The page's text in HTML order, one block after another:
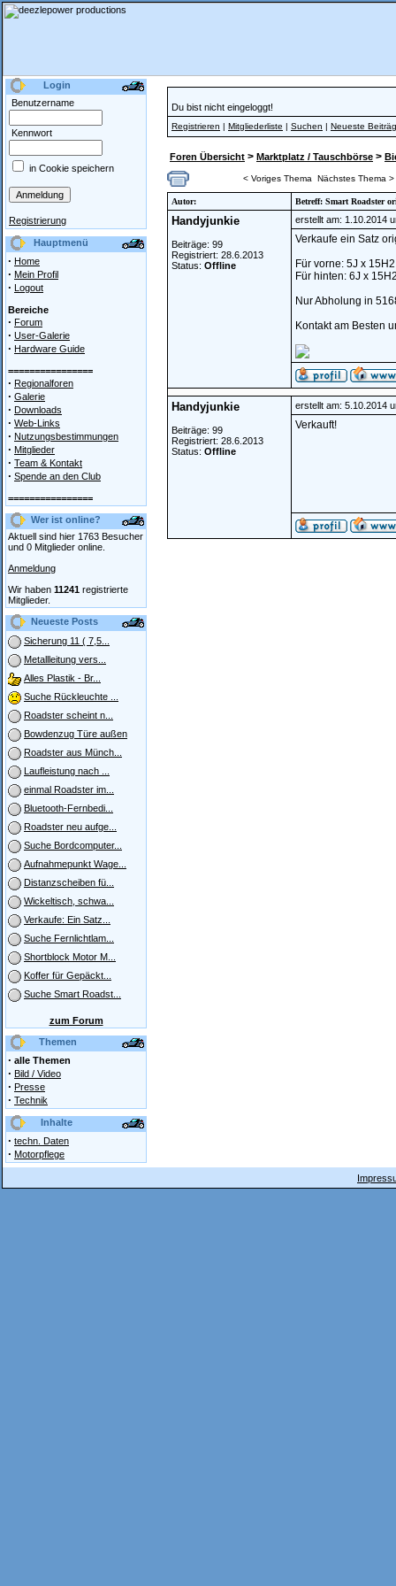
Login
Benutzername
Kennwort
in Cookie speichern
Registrierung
Hauptmenü
· Home
· Mein Profil
· Logout
Bereiche
· Forum
· User-Galerie
· Hardware Guide
================
· Regionalforen
· Galerie
· Downloads
· Web-Links
· Nutzungsbestimmungen
· Mitglieder
· Team & Kontakt
· Spende an den Club
================
Wer ist online?
Aktuell sind hier 1763 Besucher
und 0 Mitglieder online.
Anmeldung
Wir haben 11241 registrierte
Mitglieder.
Neueste Posts
Sicherung 11 ( 7,5...
Metallleitung vers...
Alles Plastik - Br...
Suche Rückleuchte ...
Roadster scheint n...
Bowdenzug Türe außen
Roadster aus Münch...
Laufleistung nach ...
einmal Roadster im...
Bluetooth-Fernbedi...
Roadster neu aufge...
Suche Bordcomputer...
Aufnahmepunkt Wage...
Distanzscheiben fü...
Wickeltisch, schwa...
Verkaufe: Ein Satz...
Suche Fernlichtlam...
Shortblock Motor M...
Koffer für Gepäckt...
Suche Smart Roadst...
zum Forum
Themen
· alle Themen
· Bild / Video
· Presse
· Technik
Inhalte
· techn. Daten
· Motorpflege
Du bist nicht eingeloggt!
Registrieren | Mitgliederliste | Suchen | Neueste
Foren Übersicht > Marktplatz / Tauschbörse >
< Voriges Thema Nächstes Thema >
Autor: Betreff: Smart Roadster
Handyjunkie
Beiträge: 99
Registriert: 28.6.2013
Status: Offline
erstellt am: 1.10.2014
Verkaufe ein Satz
Für vorne: 5J x
Für hinten: 6J x
Nur Abholung in
Kontakt am Besten
Handyjunkie
Beiträge: 99
Registriert: 28.6.2013
Status: Offline
erstellt am: 5.10.2014
Verkauft!